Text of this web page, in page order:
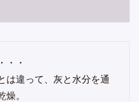
・・
は違って、灰と水分を通
燥。